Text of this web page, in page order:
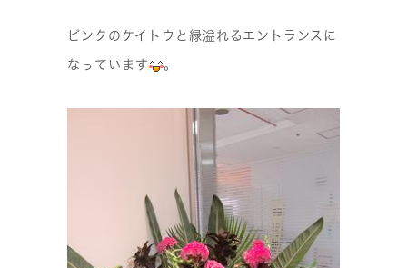
ピンクのケイトウと緑溢れるエントランスに
なっています 。